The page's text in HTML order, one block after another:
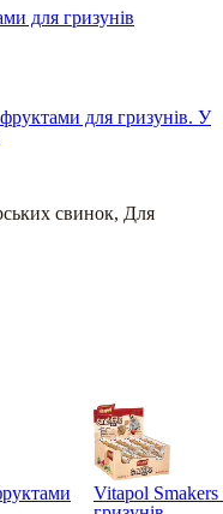
для гризунів
для гризунів. У
свинок, Для
Vitapol